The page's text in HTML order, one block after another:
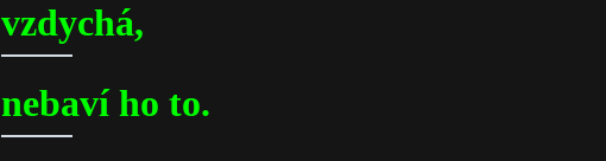
vzdychá,
nebaví ho to.